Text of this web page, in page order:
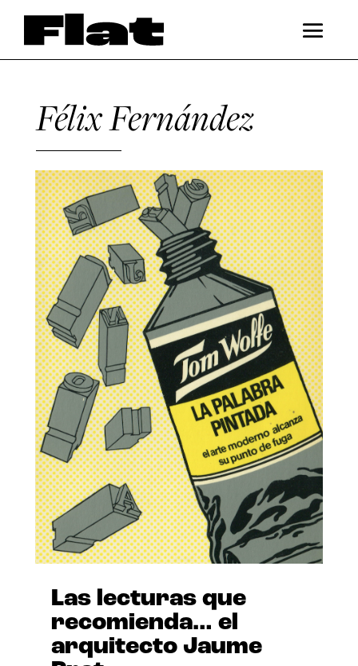
Félix Fernández
Las lecturas que
recomienda… el
arquitecto Jaume